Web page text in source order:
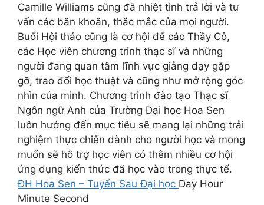
Camille Williams cũng đã nhiệt tình trả lời và tư
vấn các băn khoăn, thắc mắc của mọi người.
Buổi Hội thảo cũng là cơ hội để các Thầy Cô,
các Học viên chương trình thạc sĩ và những
người đang quan tâm lĩnh vực giảng dạy gặp
gỡ, trao đổi học thuật và cũng như mở rộng góc
nhìn của mình. Chương trình đào tạo Thạc sĩ
Ngôn ngữ Anh của Trường Đại học Hoa Sen
luôn hướng đến mục tiêu sẽ mang lại những trải
nghiệm thực chiến dành cho người học và mong
muốn sẽ hỗ trợ học viên có thêm nhiều cơ hội
ứng dụng kiến thức đã học vào trong thực tế.
ĐH Hoa Sen – Tuyển Sau Đại học Day Hour
Minute Second